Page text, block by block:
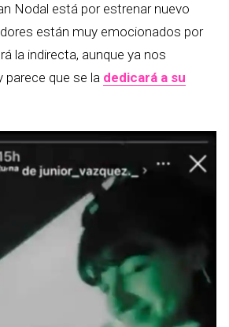
Nodal está por estrenar nuevo
están muy emocionados por
la indirecta, aunque ya nos
parece que se la dedicará a su